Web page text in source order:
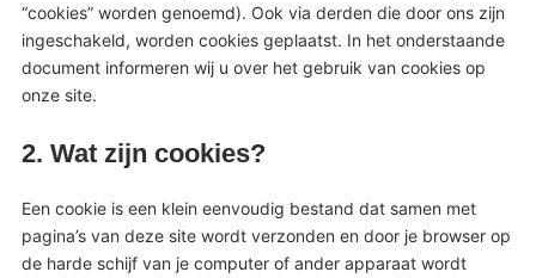
“cookies” worden genoemd). Ook via derden die door ons zijn
ingeschakeld, worden cookies geplaatst. In het onderstaande
document informeren wij u over het gebruik van cookies op
onze site.
2. Wat zijn cookies?
Een cookie is een klein eenvoudig bestand dat samen met
pagina’s van deze site wordt verzonden en door je browser op
de harde schijf van je computer of ander apparaat wordt